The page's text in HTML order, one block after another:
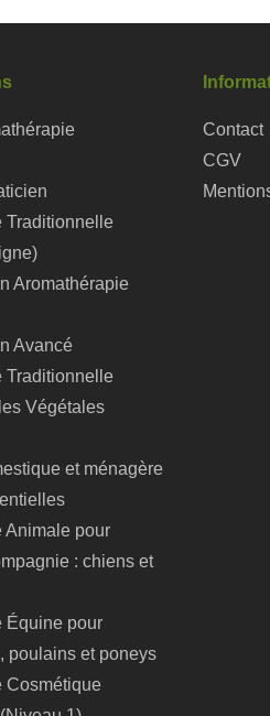
Traditionnelle
Aromathérapie
Avancé
Traditionnelle
Végétales
et ménagère
Animale pour
: chiens et
Équine pour
poulains et poneys
Cosmétique
Contact
CGV